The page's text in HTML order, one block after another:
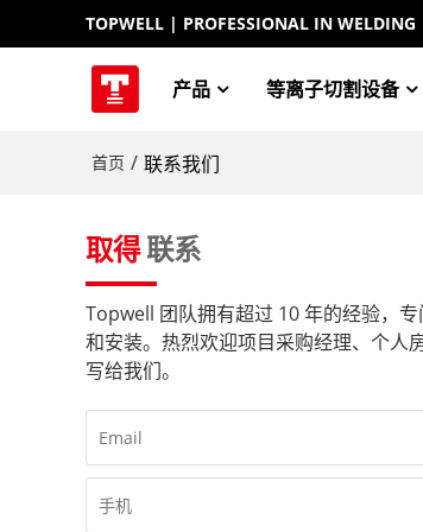
TOPWELL | PROFESSIONAL IN WELDING
产品 等离子切割设备
首页 / 联系我们
取得联系
Topwell 团队拥有超过 10 年的经验，
和安装。热烈欢迎项目采购经理、个人
写给我们。